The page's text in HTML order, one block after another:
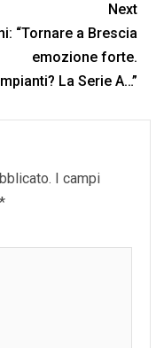
Next
“Tornare a Brescia
emozione forte.
La Serie A…”
I campi
*